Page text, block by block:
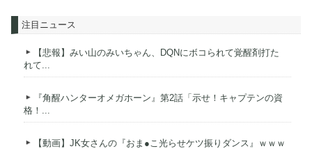
注目ニュース
【悲報】みい山のみいちゃん、DQNにボコられて覚醒剤打た
れて...
『角醒ハンターオメガホーン』第2話「示せ！キャプテンの資
格！...
【動画】JK女さんの『おま●こ光らせケツ振りダンス』ｗｗｗ